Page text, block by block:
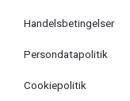
Handelsbetingelser
Persondatapolitik
Cookiepolitik